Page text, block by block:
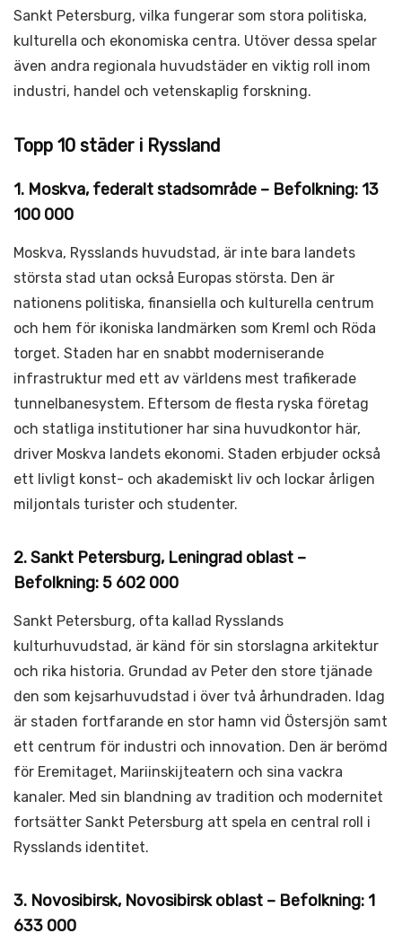
Sankt Petersburg, vilka fungerar som stora politiska,
kulturella och ekonomiska centra. Utöver dessa spelar
även andra regionala huvudstäder en viktig roll inom
industri, handel och vetenskaplig forskning.
Topp 10 städer i Ryssland
1. Moskva, federalt stadsområde – Befolkning: 13
100 000
Moskva, Rysslands huvudstad, är inte bara landets
största stad utan också Europas största. Den är
nationens politiska, finansiella och kulturella centrum
och hem för ikoniska landmärken som Kreml och Röda
torget. Staden har en snabbt moderniserande
infrastruktur med ett av världens mest trafikerade
tunnelbanesystem. Eftersom de flesta ryska företag
och statliga institutioner har sina huvudkontor här,
driver Moskva landets ekonomi. Staden erbjuder också
ett livligt konst- och akademiskt liv och lockar årligen
miljontals turister och studenter.
2. Sankt Petersburg, Leningrad oblast –
Befolkning: 5 602 000
Sankt Petersburg, ofta kallad Rysslands
kulturhuvudstad, är känd för sin storslagna arkitektur
och rika historia. Grundad av Peter den store tjänade
den som kejsarhuvudstad i över två århundraden. Idag
är staden fortfarande en stor hamn vid Östersjön samt
ett centrum för industri och innovation. Den är berömd
för Eremitaget, Mariinskijteatern och sina vackra
kanaler. Med sin blandning av tradition och modernitet
fortsätter Sankt Petersburg att spela en central roll i
Rysslands identitet.
3. Novosibirsk, Novosibirsk oblast – Befolkning: 1
633 000